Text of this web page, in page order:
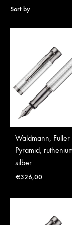
Sort by
Waldmann, Füller
Pyramid,
silber
€326,00